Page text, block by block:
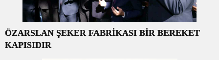
ÖZARSLAN ŞEKER FABRİKASI BİR BEREKET
KAPISIDIR